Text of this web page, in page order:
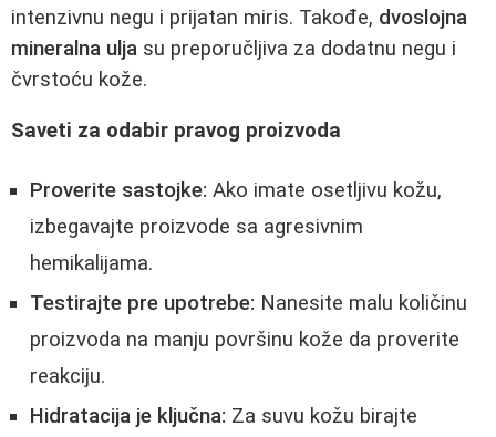
intenzivnu negu i prijatan miris. Takođe, dvoslojna
mineralna ulja su preporučljiva za dodatnu negu i
čvrstoću kože.
Saveti za odabir pravog proizvoda
Proverite sastojke: Ako imate osetljivu kožu,
izbegavajte proizvode sa agresivnim
hemikalijama.
Testirajte pre upotrebe: Nanesite malu količinu
proizvoda na manju površinu kože da proverite
reakciju.
Hidratacija je ključna: Za suvu kožu birajte